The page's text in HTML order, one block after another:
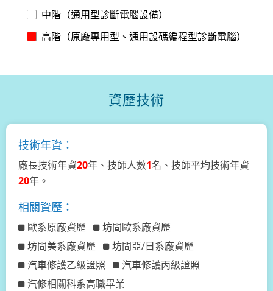
中階（通用型診斷電腦設備）
高階（原廠專用型、通用設碼編程型診斷電腦）
資歷技術
技術年資：
廠長技術年資20年、技師人數1名、技師平均技術年資
20年。
相關資歷：
歐系原廠資歷
坊間歐系廠資歷
坊間美系廠資歷
坊間亞/日系廠資歷
汽車修護乙級證照
汽車修護丙級證照
汽修相關科系高職畢業